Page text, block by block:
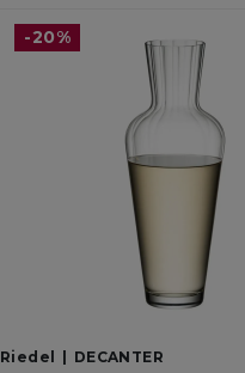
-20%
Riedel DECANTER